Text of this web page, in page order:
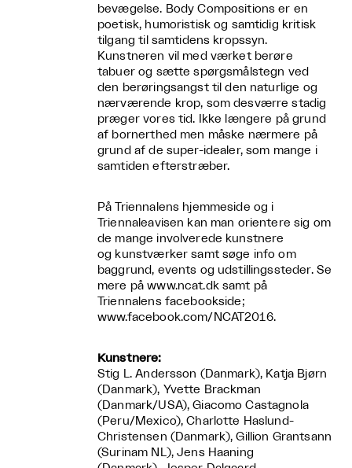
bevægelse. Body Compositions er en
poetisk, humoristisk og samtidig kritisk
tilgang til samtidens kropssyn.
Kunstneren vil med værket berøre
tabuer og sætte spørgsmålstegn ved
den berøringsangst til den naturlige og
nærværende krop, som desværre stadig
præger vores tid. Ikke længere på grund
af bornerthed men måske nærmere på
grund af de super-idealer, som mange i
samtiden efterstræber.
På Triennalens hjemmeside og i
Triennaleavisen kan man orientere sig om
de mange involverede kunstnere
og kunstværker samt søge info om
baggrund, events og udstillingssteder. Se
mere på www.ncat.dk samt på
Triennalens facebookside;
www.facebook.com/NCAT2016.
Kunstnere:
Stig L. Andersson (Danmark), Katja Bjørn
(Danmark), Yvette Brackman
(Danmark/USA), Giacomo Castagnola
(Peru/Mexico), Charlotte Haslund-
Christensen (Danmark), Gillion Grantsann
(Surinam NL), Jens Haaning